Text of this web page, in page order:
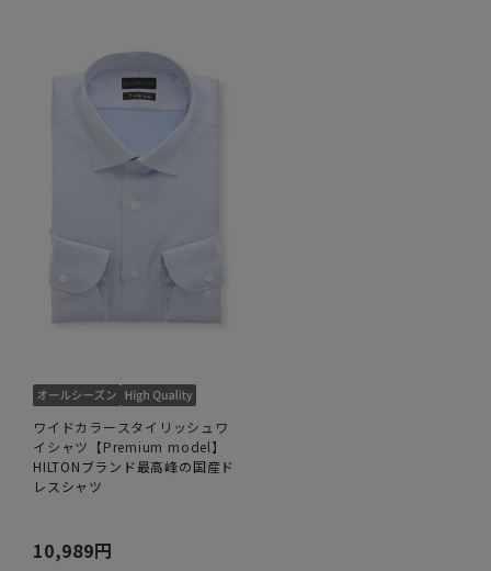
ワイドカラースタイリッシュワ
イシャツ【Premium model】
HILTONブランド最高峰の国産ド
レスシャツ
10,989円